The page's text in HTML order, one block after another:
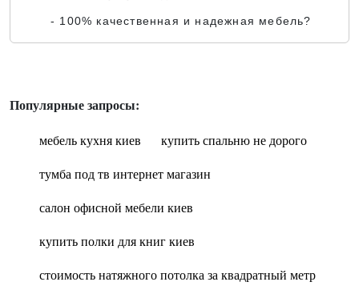
- 100% качественная и надежная мебель?
Популярные запросы:
мебель кухня киев
купить спальню не дорого
тумба под тв интернет магазин
салон офисной мебели киев
купить полки для книг киев
стоимость натяжного потолка за квадратный метр